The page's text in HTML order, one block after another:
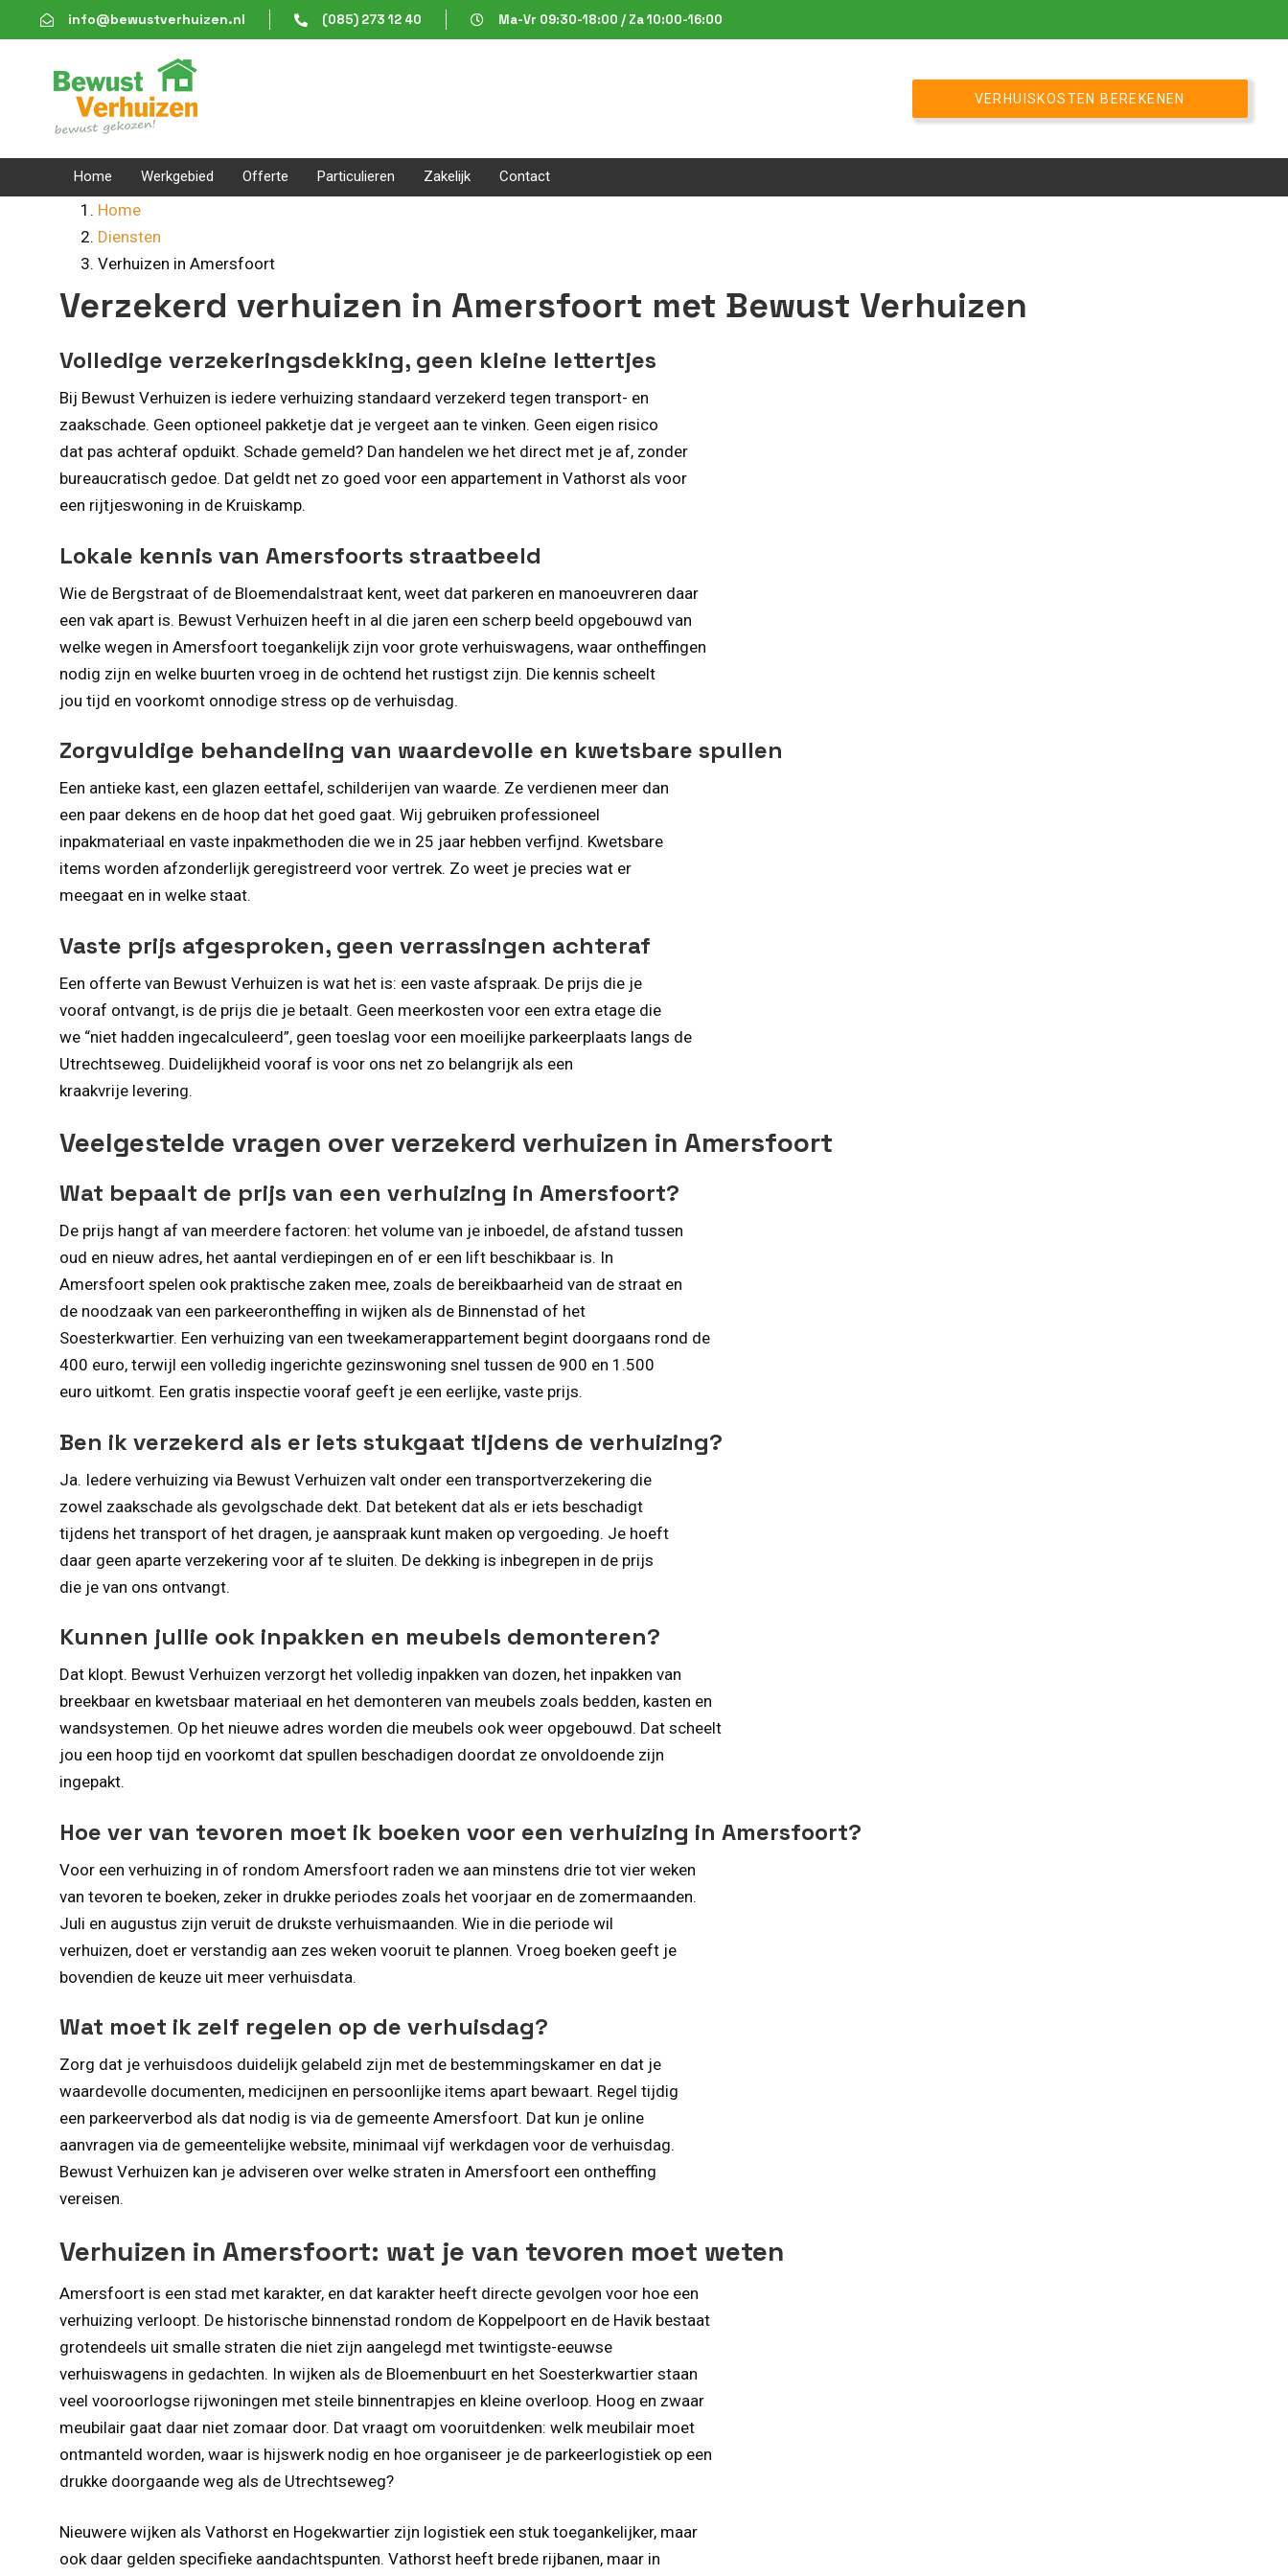
links
to
content
info@bewustverhuizen.nl (085) 273 12 40 Ma-Vr 09:30-18:00 / Za 10:00-16:00
VERHUISKOSTEN BEREKENEN
Home Werkgebied Offerte Particulieren Zakelijk Contact
Home
Diensten
Verhuizen in Amersfoort
Verzekerd verhuizen in Amersfoort met Bewust Verhuizen
Volledige verzekeringsdekking, geen kleine lettertjes
Bij Bewust Verhuizen is iedere verhuizing standaard verzekerd tegen transport- en
zaakschade. Geen optioneel pakketje dat je vergeet aan te vinken. Geen eigen risico
dat pas achteraf opduikt. Schade gemeld? Dan handelen we het direct met je af, zonder
bureaucratisch gedoe. Dat geldt net zo goed voor een appartement in Vathorst als voor
een rijtjeswoning in de Kruiskamp.
Lokale kennis van Amersfoorts straatbeeld
Wie de Bergstraat of de Bloemendalstraat kent, weet dat parkeren en manoeuvreren daar
een vak apart is. Bewust Verhuizen heeft in al die jaren een scherp beeld opgebouwd van
welke wegen in Amersfoort toegankelijk zijn voor grote verhuiswagens, waar ontheffingen
nodig zijn en welke buurten vroeg in de ochtend het rustigst zijn. Die kennis scheelt
jou tijd en voorkomt onnodige stress op de verhuisdag.
Zorgvuldige behandeling van waardevolle en kwetsbare spullen
Een antieke kast, een glazen eettafel, schilderijen van waarde. Ze verdienen meer dan
een paar dekens en de hoop dat het goed gaat. Wij gebruiken professioneel
inpakmateriaal en vaste inpakmethoden die we in 25 jaar hebben verfijnd. Kwetsbare
items worden afzonderlijk geregistreerd voor vertrek. Zo weet je precies wat er
meegaat en in welke staat.
Vaste prijs afgesproken, geen verrassingen achteraf
Een offerte van Bewust Verhuizen is wat het is: een vaste afspraak. De prijs die je
vooraf ontvangt, is de prijs die je betaalt. Geen meerkosten voor een extra etage die
we “niet hadden ingecalculeerd”, geen toeslag voor een moeilijke parkeerplaats langs de
Utrechtseweg. Duidelijkheid vooraf is voor ons net zo belangrijk als een
kraakvrije levering.
Veelgestelde vragen over verzekerd verhuizen in Amersfoort
Wat bepaalt de prijs van een verhuizing in Amersfoort?
De prijs hangt af van meerdere factoren: het volume van je inboedel, de afstand tussen
oud en nieuw adres, het aantal verdiepingen en of er een lift beschikbaar is. In
Amersfoort spelen ook praktische zaken mee, zoals de bereikbaarheid van de straat en
de noodzaak van een parkeerontheffing in wijken als de Binnenstad of het
Soesterkwartier. Een verhuizing van een tweekamerappartement begint doorgaans rond de
400 euro, terwijl een volledig ingerichte gezinswoning snel tussen de 900 en 1.500
euro uitkomt. Een gratis inspectie vooraf geeft je een eerlijke, vaste prijs.
Ben ik verzekerd als er iets stukgaat tijdens de verhuizing?
Ja. Iedere verhuizing via Bewust Verhuizen valt onder een transportverzekering die
zowel zaakschade als gevolgschade dekt. Dat betekent dat als er iets beschadigt
tijdens het transport of het dragen, je aanspraak kunt maken op vergoeding. Je hoeft
daar geen aparte verzekering voor af te sluiten. De dekking is inbegrepen in de prijs
die je van ons ontvangt.
Kunnen jullie ook inpakken en meubels demonteren?
Dat klopt. Bewust Verhuizen verzorgt het volledig inpakken van dozen, het inpakken van
breekbaar en kwetsbaar materiaal en het demonteren van meubels zoals bedden, kasten en
wandsystemen. Op het nieuwe adres worden die meubels ook weer opgebouwd. Dat scheelt
jou een hoop tijd en voorkomt dat spullen beschadigen doordat ze onvoldoende zijn
ingepakt.
Hoe ver van tevoren moet ik boeken voor een verhuizing in Amersfoort?
Voor een verhuizing in of rondom Amersfoort raden we aan minstens drie tot vier weken
van tevoren te boeken, zeker in drukke periodes zoals het voorjaar en de zomermaanden.
Juli en augustus zijn veruit de drukste verhuismaanden. Wie in die periode wil
verhuizen, doet er verstandig aan zes weken vooruit te plannen. Vroeg boeken geeft je
bovendien de keuze uit meer verhuisdata.
Wat moet ik zelf regelen op de verhuisdag?
Zorg dat je verhuisdoos duidelijk gelabeld zijn met de bestemmingskamer en dat je
waardevolle documenten, medicijnen en persoonlijke items apart bewaart. Regel tijdig
een parkeerverbod als dat nodig is via de gemeente Amersfoort. Dat kun je online
aanvragen via de gemeentelijke website, minimaal vijf werkdagen voor de verhuisdag.
Bewust Verhuizen kan je adviseren over welke straten in Amersfoort een ontheffing
vereisen.
Verhuizen in Amersfoort: wat je van tevoren moet weten
Amersfoort is een stad met karakter, en dat karakter heeft directe gevolgen voor hoe een
verhuizing verloopt. De historische binnenstad rondom de Koppelpoort en de Havik bestaat
grotendeels uit smalle straten die niet zijn aangelegd met twintigste-eeuwse
verhuiswagens in gedachten. In wijken als de Bloemenbuurt en het Soesterkwartier staan
veel vooroorlogse rijwoningen met steile binnentrapjes en kleine overloop. Hoog en zwaar
meubilair gaat daar niet zomaar door. Dat vraagt om vooruitdenken: welk meubilair moet
ontmanteld worden, waar is hijswerk nodig en hoe organiseer je de parkeerlogistiek op een
drukke doorgaande weg als de Utrechtseweg?
Nieuwere wijken als Vathorst en Hogekwartier zijn logistiek een stuk toegankelijker, maar
ook daar gelden specifieke aandachtspunten. Vathorst heeft brede rijbanen, maar in